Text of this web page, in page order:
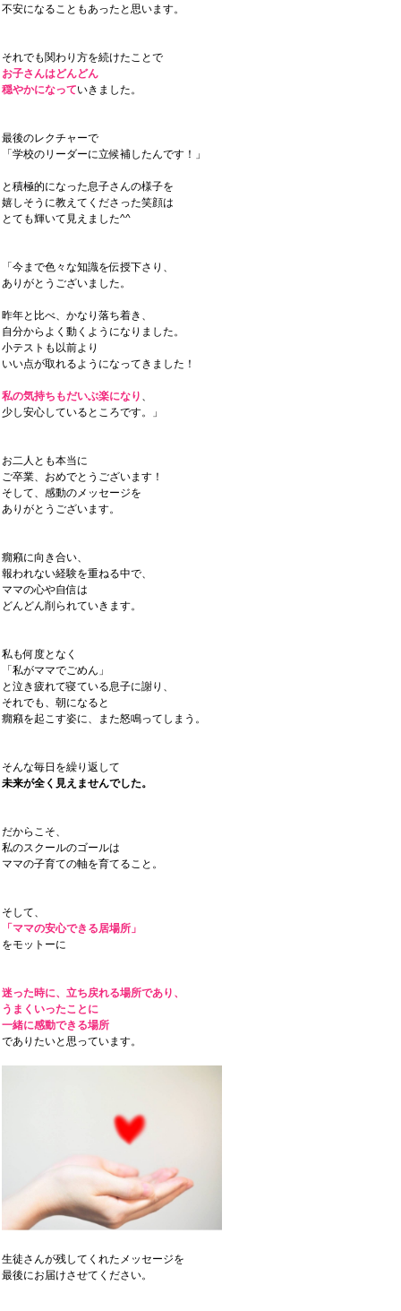
不安になることもあったと思います。
それでも関わり方を続けたことで
お子さんはどんどん
穏やかになっていきました。
最後のレクチャーで
「学校のリーダーに立候補したんです！」
と積極的になった息子さんの様子を
嬉しそうに教えてくださった笑顔は
とても輝いて見えました^^
「今まで色々な知識を伝授下さり、
ありがとうございました。
昨年と比べ、かなり落ち着き、
自分からよく動くようになりました。
小テストも以前より
いい点が取れるようになってきました！
私の気持ちもだいぶ楽になり 、
少し安心しているところです。」
お二人とも本当に
ご卒業、おめでとうございます！
そして、感動のメッセージを
ありがとうございます。
癇癪に向き合い、
報われない経験を重ねる中で、
ママの心や自信は
どんどん削られていきます。
私も何度となく
「私がママでごめん」
と泣き疲れて寝ている息子に謝り、
それでも、朝になると
癇癪を起こす姿に、また怒鳴ってしまう。
そんな毎日を繰り返して
未来が全く見えませんでした。
だからこそ、
私のスクールのゴールは
ママの子育ての軸を育てること。
そして、
「ママの安心できる居場所」
をモットーに
迷った時に、立ち戻れる場所であり、
うまくいったことに
一緒に感動できる場所
でありたいと思っています。
生徒さんが残してくれたメッセージを
最後にお届けさせてください。